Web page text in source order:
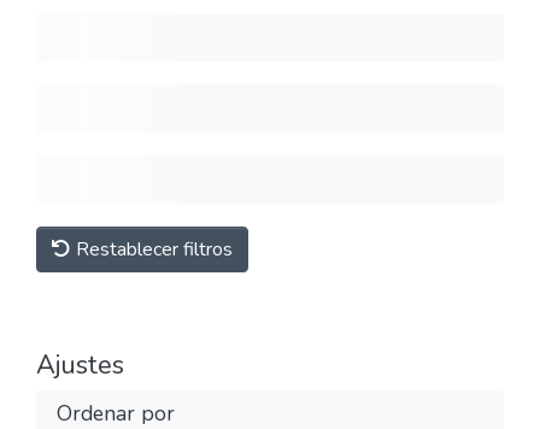
Restablecer filtros
Ajustes
Ordenar por